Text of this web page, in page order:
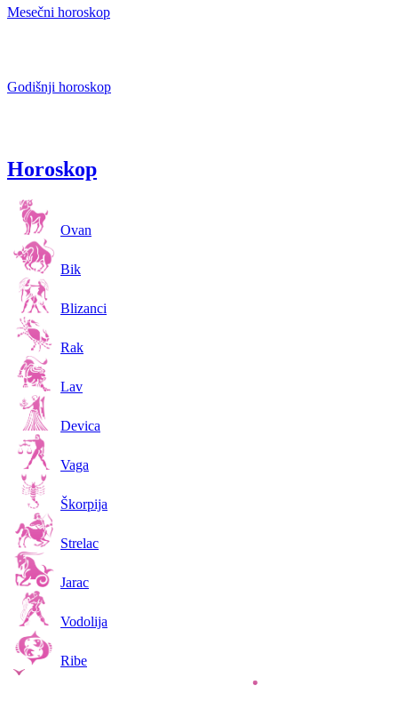
Mesečni horoskop
Godišnji horoskop
Horoskop
Ovan
Bik
Blizanci
Rak
Lav
Devica
Vaga
Škorpija
Strelac
Jarac
Vodolija
Ribe